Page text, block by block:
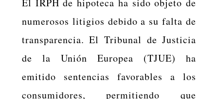
El IRPH de hipoteca ha sido objeto de
numerosos litigios debido a su falta de
transparencia. El Tribunal de Justicia
de la Unión Europea (TJUE) ha
emitido sentencias favorables a los
consumidores, permitiendo que